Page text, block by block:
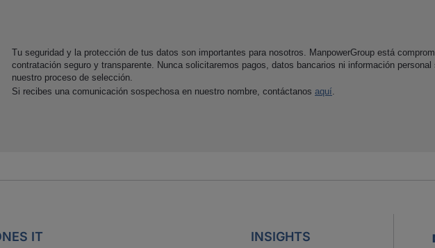
Tu seguridad y la protección de tus datos son importantes para nosotros. ManpowerGroup está
contratación seguro y transparente. Nunca solicitaremos pagos, datos bancarios ni información
nuestro proceso de selección.
Si recibes una comunicación sospechosa en nuestro nombre, contáctanos aquí.
IT INSIGHTS